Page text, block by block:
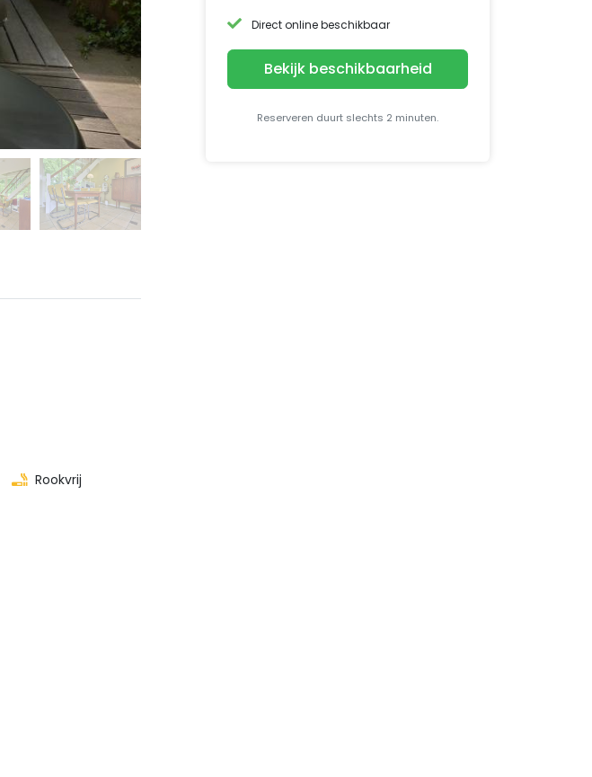
Rookvrij
Direct online beschikbaar
Bekijk beschikbaarheid
Reserveren duurt slechts 2 minuten.